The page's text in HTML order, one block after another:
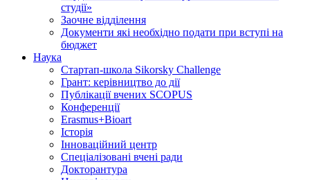
студії»
Заочне відділення
Документи які необхідно подати при вступі на
бюджет
Наука
Стартап-школа Sikorsky Challenge
Грант: керівництво до дії
Публікації вчених SCOPUS
Конференції
Erasmus+Bioart
Історія
Інноваційний центр
Спеціалізовані вчені ради
Докторантура